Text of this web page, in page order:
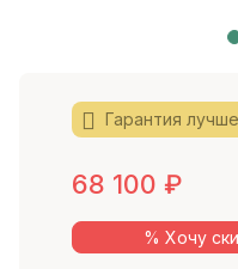
Гарантия
68 100 ₽
% Хочу